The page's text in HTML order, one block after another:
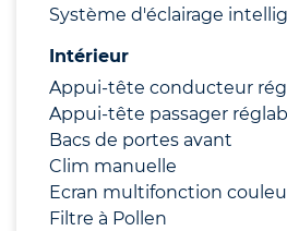
Système d'éclairage
Intérieur
Appui-tête conducteur
Appui-tête passager
Bacs de portes avant
Clim manuelle
Ecran multifonction
Filtre à Pollen